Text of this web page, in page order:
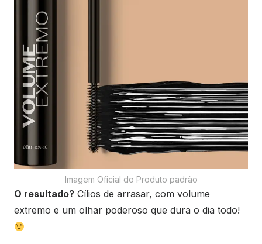
Imagem Oficial do Produto padrão
O resultado? Cílios de arrasar, com volume
extremo e um olhar poderoso que dura o dia todo!